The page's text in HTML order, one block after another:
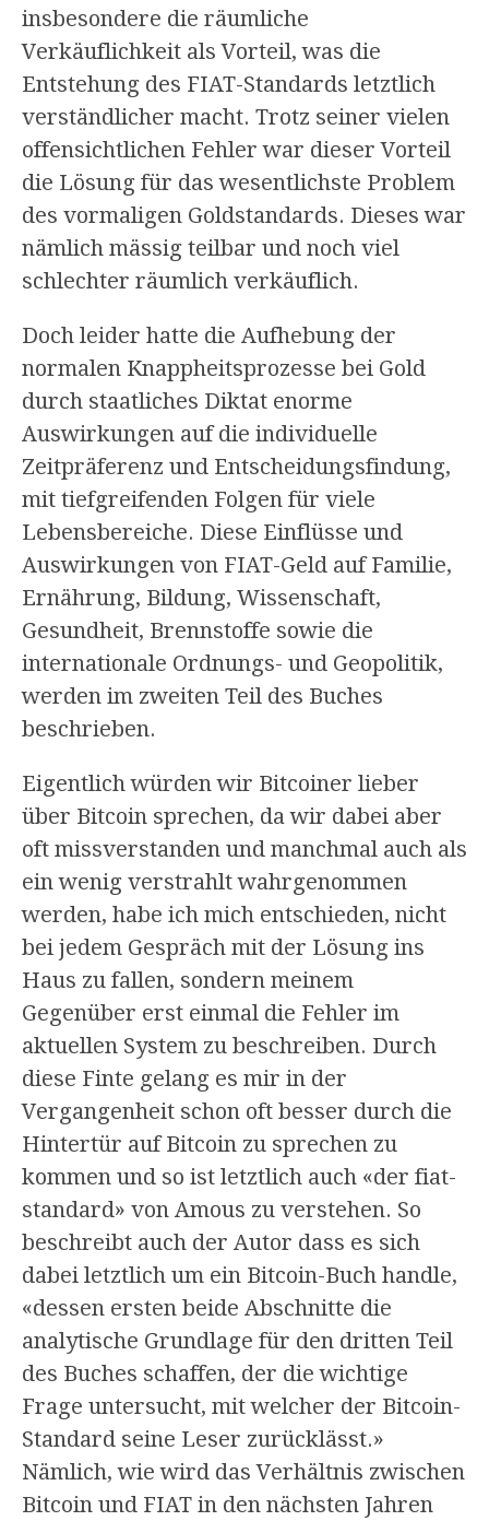
insbesondere die räumliche
Verkäuflichkeit als Vorteil, was die
Entstehung des FIAT-Standards letztlich
verständlicher macht. Trotz seiner vielen
offensichtlichen Fehler war dieser Vorteil
die Lösung für das wesentlichste Problem
des vormaligen Goldstandards. Dieses war
nämlich mässig teilbar und noch viel
schlechter räumlich verkäuflich.
Doch leider hatte die Aufhebung der
normalen Knappheitsprozesse bei Gold
durch staatliches Diktat enorme
Auswirkungen auf die individuelle
Zeitpräferenz und Entscheidungsfindung,
mit tiefgreifenden Folgen für viele
Lebensbereiche. Diese Einflüsse und
Auswirkungen von FIAT-Geld auf Familie,
Ernährung, Bildung, Wissenschaft,
Gesundheit, Brennstoffe sowie die
internationale Ordnungs- und Geopolitik,
werden im zweiten Teil des Buches
beschrieben.
Eigentlich würden wir Bitcoiner lieber
über Bitcoin sprechen, da wir dabei aber
oft missverstanden und manchmal auch als
ein wenig verstrahlt wahrgenommen
werden, habe ich mich entschieden, nicht
bei jedem Gespräch mit der Lösung ins
Haus zu fallen, sondern meinem
Gegenüber erst einmal die Fehler im
aktuellen System zu beschreiben. Durch
diese Finte gelang es mir in der
Vergangenheit schon oft besser durch die
Hintertür auf Bitcoin zu sprechen zu
kommen und so ist letztlich auch «der fiat-
standard» von Amous zu verstehen. So
beschreibt auch der Autor dass es sich
dabei letztlich um ein Bitcoin-Buch handle,
«dessen ersten beide Abschnitte die
analytische Grundlage für den dritten Teil
des Buches schaffen, der die wichtige
Frage untersucht, mit welcher der Bitcoin-
Standard seine Leser zurücklässt.»
Nämlich, wie wird das Verhältnis zwischen
Bitcoin und FIAT in den nächsten Jahren